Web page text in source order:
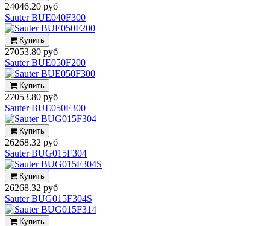
24046.20 руб
Sauter BUE040F300
Купить
27053.80 руб
Sauter BUE050F200
Купить
27053.80 руб
Sauter BUE050F300
Купить
26268.32 руб
Sauter BUG015F304
Купить
26268.32 руб
Sauter BUG015F304S
Купить